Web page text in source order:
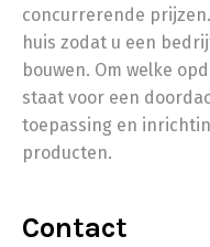
concurrerende
huis zodat u een
bouwen. Om welke
staat voor een
toepassing en
producten.
Contact